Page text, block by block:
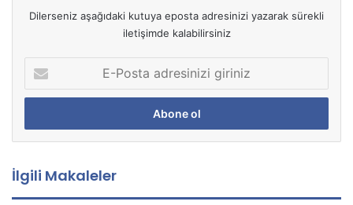
Dilerseniz aşağıdaki kutuya eposta adresinizi yazarak sürekli
iletişimde kalabilirsiniz
P
s
a
d
İlgili Makaleler